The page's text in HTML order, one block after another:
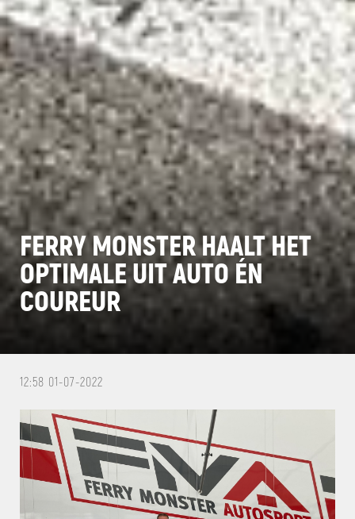
FERRY MONSTER HAALT HET
OPTIMALE UIT AUTO ÉN
COUREUR
12:58 01-07-2022